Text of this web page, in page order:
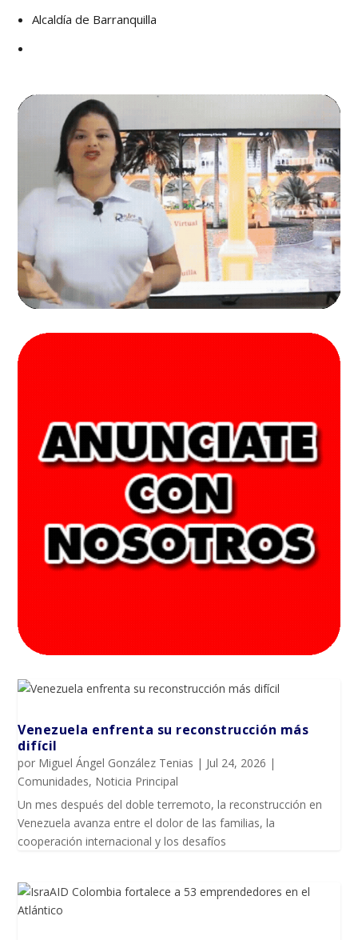
Alcaldía de Barranquilla
Venezuela enfrenta su reconstrucción más
difícil
por Miguel Ángel González Tenias | Jul 24, 2026 |
Comunidades, Noticia Principal
Un mes después del doble terremoto, la reconstrucción en
Venezuela avanza entre el dolor de las familias, la
cooperación internacional y los desafíos